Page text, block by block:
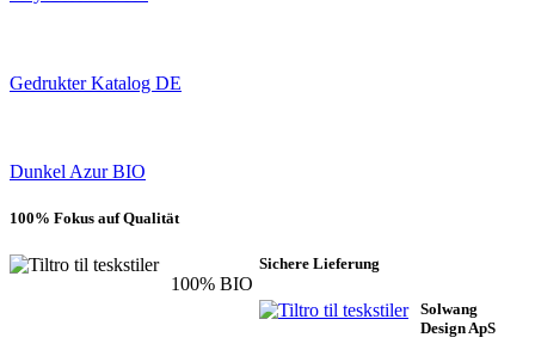
Gedrukter Katalog DE
Dunkel Azur BIO
100% Fokus auf Qualität
100% BIO
Sichere Lieferung
Solwang
Design ApS